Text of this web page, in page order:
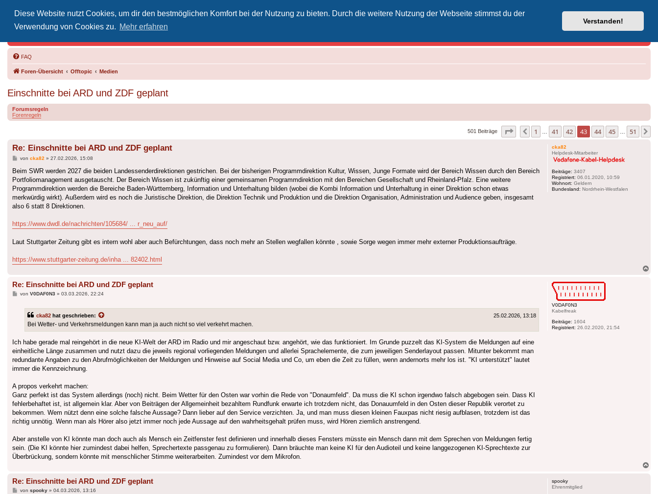
Diese Website nutzt Cookies, um dir den bestmöglichen Komfort bei der Nutzung zu bieten. Durch die weitere Nutzung der Webseite stimmst du der
Verwendung von Cookies zu. Mehr erfahren
Verstanden!
Vodafone-Kabel-Helpdesk
FAQ
Foren-Übersicht Offtopic Medien
Einschnitte bei ARD und ZDF geplant
Forumsregeln
Forenregeln
501 Beiträge Seite 43 51
Vorherige
1 41 42 43 44 45 51
cka82
Helpdesk-Mitarbeiter
Beiträge: 3407
Registriert: 06.01.2020, 10:59
Wohnort: Geldern
Bundesland: Nordrhein-Westfalen
Re: Einschnitte bei ARD und ZDF geplant
Beitrag
von cka82 » 27.02.2026, 15:08
Beim SWR werden 2027 die beiden Landessenderdirektionen gestrichen. Bei der bisherigen Programmdirektion Kultur, Wissen, Junge Formate wird der Bereich Wissen durch den Bereich
Portfoliomanagement ausgetauscht. Der Bereich Wissen ist zukünftig einer gemeinsamen Programmdirektion mit den Bereichen Gesellschaft und Rheinland-Pfalz. Eine weitere
Programmdirektion werden die Bereiche Baden-Württemberg, Information und Unterhaltung bilden (wobei die Kombi Information und Unterhaltung in einer Direktion schon etwas
merkwürdig wirkt). Außerdem wird es noch die Juristische Direktion, die Direktion Technik und Produktion und die Direktion Organisation, Administration und Audience geben, insgesamt
also 6 statt 8 Direktionen.
https://www.dwdl.de/nachrichten/105684/ ... r_neu_auf/
Laut Stuttgarter Zeitung gibt es intern wohl aber auch Befürchtungen, dass noch mehr an Stellen wegfallen könnte , sowie Sorge wegen immer mehr externer Produktionsaufträge.
https://www.stuttgarter-zeitung.de/inha ... 82402.html
V0DAF0N3
Kabelfreak
Beiträge: 1604
Registriert: 26.02.2020, 21:54
Re: Einschnitte bei ARD und ZDF geplant
Beitrag
von V0DAF0N3» 03.03.2026, 22:24
cka82 hat geschrieben: 25.02.2026, 13:18
Bei Wetter- und Verkehrsmeldungen kann man ja auch nicht so viel verkehrt machen.
Ich habe gerade mal reingehört in die neue KI-Welt der ARD im Radio und mir angeschaut bzw. angehört, wie das funktioniert. Im Grunde puzzelt das KI-System die Meldungen auf eine
einheitliche Länge zusammen und nutzt dazu die jeweils regional vorliegenden Meldungen und allerlei Sprachelemente, die zum jeweiligen Senderlayout passen. Mitunter bekommt man
redundante Angaben zu den Abrufmöglichkeiten der Meldungen und Hinweise auf Social Media und Co, um eben die Zeit zu füllen, wenn andernorts mehr los ist. "KI unterstützt" lautet
immer die Kennzeichnung.
A propos verkehrt machen:
Ganz perfekt ist das System allerdings (noch) nicht. Beim Wetter für den Osten war vorhin die Rede von "Donaumfeld". Da muss die KI schon irgendwo falsch abgebogen sein. Dass KI
fehlerbehaftet ist, ist allgemein klar. Aber von Beiträgen der Allgemeinheit bezahltem Rundfunk erwarte ich trotzdem nicht, das Donauumfeld in den Osten dieser Republik verortet zu
bekommen. Wem nützt denn eine solche falsche Aussage? Dann lieber auf den Service verzichten. Ja, und man muss diesen kleinen Fauxpas nicht riesig aufblasen, trotzdem ist das
richtig unnötig. Wenn man als Hörer also jetzt immer noch jede Aussage auf den wahrheitsgehalt prüfen muss, wird Hören ziemlich anstrengend.
Aber anstelle von KI könnte man doch auch als Mensch ein Zeitfenster fest definieren und innerhalb dieses Fensters müsste ein Mensch dann mit dem Sprechen von Meldungen fertig
sein. (Die KI könnte hier zumindest dabei helfen, Sprechertexte passgenau zu formulieren). Dann bräuchte man keine KI für den Audioteil und keine langgezogenen KI-Sprechtexte zur
Überbrückung, sondern könnte mit menschlicher Stimme weiterarbeiten. Zumindest vor dem Mikrofon.
spooky
Ehrenmitglied
Re: Einschnitte bei ARD und ZDF geplant
Beitrag
von spooky» 04.03.2026, 13:16